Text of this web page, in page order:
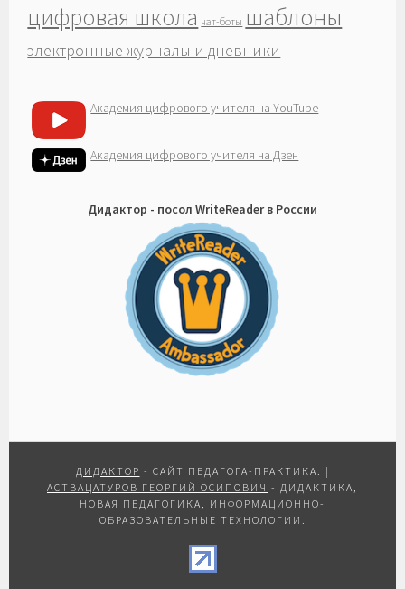
цифровая школа чат-боты шаблоны
электронные журналы и дневники
Академия цифрового учителя на YouTube
Академия цифрового учителя на Дзен
Дидактор - посол WriteReader в России
ДИДАКТОР - САЙТ ПЕДАГОГА-ПРАКТИКА. |
АСТВАЦАТУРОВ ГЕОРГИЙ ОСИПОВИЧ - ДИДАКТИКА,
НОВАЯ ПЕДАГОГИКА, ИНФОРМАЦИОННО-
ОБРАЗОВАТЕЛЬНЫЕ ТЕХНОЛОГИИ.